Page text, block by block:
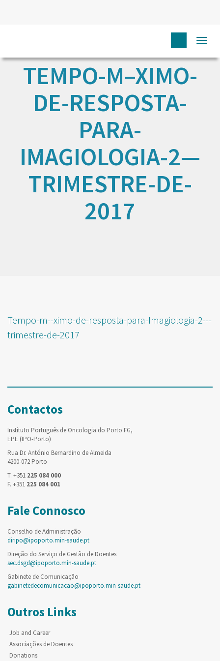
TEMPO-M–XIMO-
DE-RESPOSTA-
PARA-
IMAGIOLOGIA-2—
TRIMESTRE-DE-
2017
Tempo-m--ximo-de-resposta-para-Imagiologia-2---
trimestre-de-2017
Contactos
Instituto Português de Oncologia do Porto FG,
EPE (IPO-Porto)
Rua Dr. António Bernardino de Almeida
4200-072 Porto
T. +351 225 084 000
F. +351 225 084 001
Fale Connosco
Conselho de Administração
diripo@ipoporto.min-saude.pt
Direção do Serviço de Gestão de Doentes
sec.dsgd@ipoporto.min-saude.pt
Gabinete de Comunicação
gabinetedecomunicacao@ipoporto.min-saude.pt
Outros Links
Job and Career
Associações de Doentes
Donations